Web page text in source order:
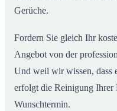
Gerüche.
Fordern Sie gleich Ihr
Angebot von der
Und weil wir wissen, dass
erfolgt die Reinigung Ihrer
Wunschtermin.